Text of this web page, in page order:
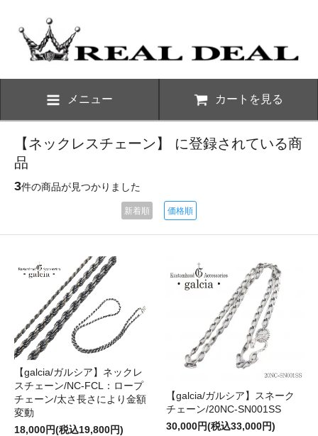
メニュー カートを見る
【ネックレスチェーン】 に登録されている商
品
3件の商品が見つかりました
新着順 価格順
【galcia/ガルシア】ネックレ
スチェーン/NC-FCL：ロープ
チェーン/太さ長さにより金額
変動
18,000円(税込19,800円)
【galcia/ガルシア】スネーク
チェーン/20NC-SN001SS
30,000円(税込33,000円)